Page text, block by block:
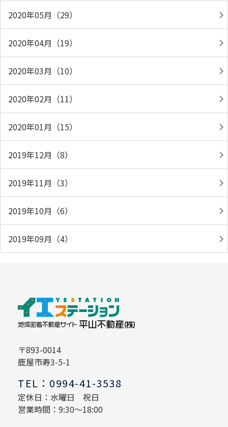
2020年05月（29）
2020年04月（19）
2020年03月（10）
2020年02月（11）
2020年01月（15）
2019年12月（8）
2019年11月（3）
2019年10月（6）
2019年09月（4）
〒893-0014
鹿屋市寿3-5-1
TEL：0994-41-3538
定休日：水曜日 祝日
営業時間：9:30～18:00